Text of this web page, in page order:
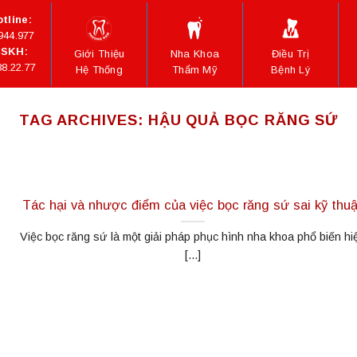
Giới Thiệu
Hệ Thống
Nha Khoa
Thẩm Mỹ
Điều Trị
Bệnh Lý
TAG ARCHIVES: HẬU QUẢ BỌC RĂNG SỨ
Tác hại và nhược điểm của việc bọc răng sứ sai kỹ
Việc bọc răng sứ là một giải pháp phục hình nha khoa phổ biến
[...]